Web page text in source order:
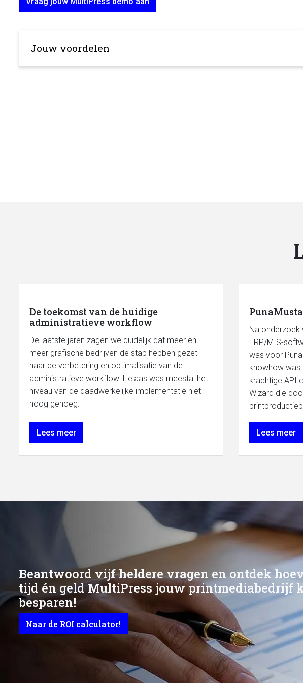
Jouw voordelen
De toekomst van de huidige
administratieve workflow
De laatste jaren zagen we duidelijk dat meer en
meer grafische bedrijven de stap hebben gezet
naar de verbetering en optimalisatie van de
administratieve workflow. Helaas was meestal het
niveau van de daadwerkelijke implementatie niet
hoog genoeg.
Lees meer
PunaMusta
Na onderzoek
ERP/MIS-
was voor
knowhow was
krachtige API
Wizard die
Lees meer
Beantwoord vijf heldere vragen en ontdek
tijd én geld MultiPress jouw printmediabedrijf
besparen!
Naar de ROI calculator!